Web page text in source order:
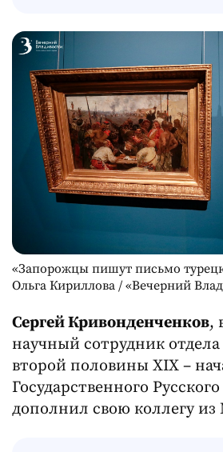
«Запорожцы пишут письмо
Ольга Кириллова / «Вечерний
Сергей Кривонденченков,
научный сотрудник
второй половины XIX –
Государственного
дополнил свою коллегу